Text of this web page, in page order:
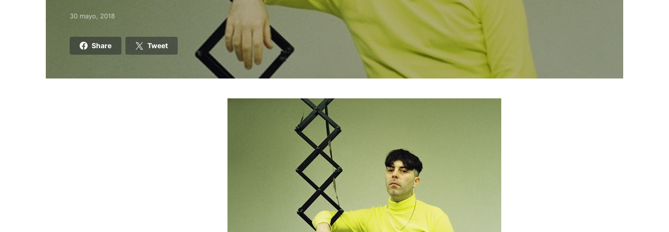
Posted on
30 mayo, 2018
Share Tweet